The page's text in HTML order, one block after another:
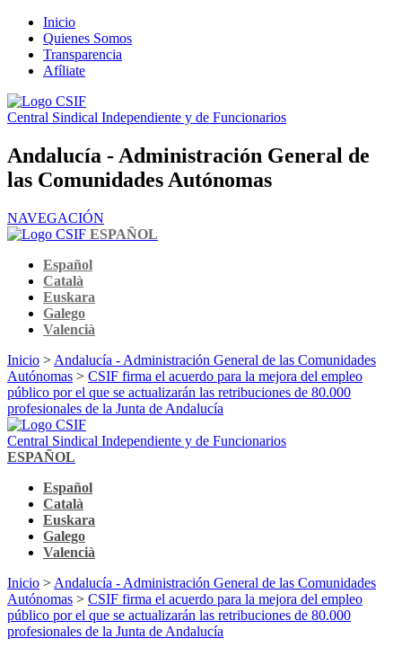
Inicio
Quienes Somos
Transparencia
Afíliate
Central Sindical Independiente y de Funcionarios
Andalucía - Administración General de
las Comunidades Autónomas
NAVEGACIÓN
ESPAÑOL
Español
Català
Euskara
Galego
Valencià
Inicio > Andalucía - Administración General de las Comunidades
Autónomas > CSIF firma el acuerdo para la mejora del empleo
público por el que se actualizarán las retribuciones de 80.000
profesionales de la Junta de Andalucía
Central Sindical Independiente y de Funcionarios
ESPAÑOL
Español
Català
Euskara
Galego
Valencià
Inicio > Andalucía - Administración General de las Comunidades
Autónomas > CSIF firma el acuerdo para la mejora del empleo
público por el que se actualizarán las retribuciones de 80.000
profesionales de la Junta de Andalucía